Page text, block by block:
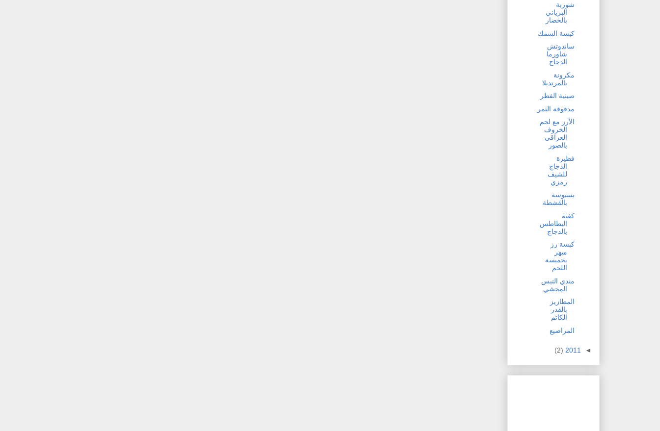
شوربة
البرياني
بالخضار
كبسة السمك
ساندوتش
شاورما
الدجاج
مكرونة
بالمرتديلا
صينية الفطر
مدقوقة التمر
الأرز مع لحم
الخروف
العراقى
بالصور
فطيرة
الدجاج
للشيف
رمزي
بسبوسة
بالقشطة
كفتة
البطاطس
بالدجاج
كبسة رز
مبهر
بحميسة
اللحم
مندي التيس
المحشي
المطازيز
بالقدر
الكاتم
المراصيع
◄
2011
(2)